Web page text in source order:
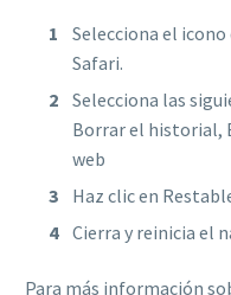
Selecciona el
Safari.
Selecciona las
Borrar el historial,
web
Haz clic en
Cierra y reinicia el
Para más información